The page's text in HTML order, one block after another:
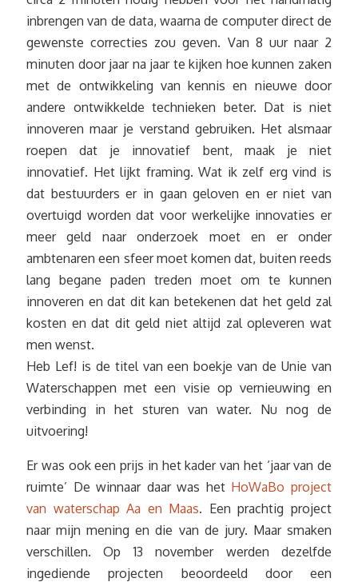
inbrengen van de data, waarna de computer direct de
gewenste correcties zou geven. Van 8 uur naar 2
minuten door jaar na jaar te kijken hoe kunnen zaken
met de ontwikkeling van kennis en nieuwe door
andere ontwikkelde technieken beter. Dat is niet
innoveren maar je verstand gebruiken. Het alsmaar
roepen dat je innovatief bent, maak je niet
innovatief. Het lijkt framing. Wat ik zelf erg vind is
dat bestuurders er in gaan geloven en er niet van
overtuigd worden dat voor werkelijke innovaties er
meer geld naar onderzoek moet en er onder
ambtenaren een sfeer moet komen dat, buiten reeds
lang begane paden treden moet om te kunnen
innoveren en dat dit kan betekenen dat het geld zal
kosten en dat dit geld niet altijd zal opleveren wat
men wenst.
Heb Lef! is de titel van een boekje van de Unie van
Waterschappen met een visie op vernieuwing en
verbinding in het sturen van water. Nu nog de
uitvoering!
Er was ook een prijs in het kader van het ‘jaar van de
ruimte’ De winnaar daar was het HoWaBo project
van waterschap Aa en Maas. Een prachtig project
naar mijn mening en die van de jury. Maar smaken
verschillen. Op 13 november werden dezelfde
ingediende projecten beoordeeld door een